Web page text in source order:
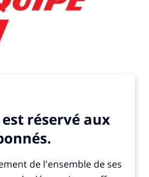
de Ligue 1+, la répartition
revue à la hausse.
nettement inférieurs à ceux de la
Moatti.À lire ici
la redistribution promise